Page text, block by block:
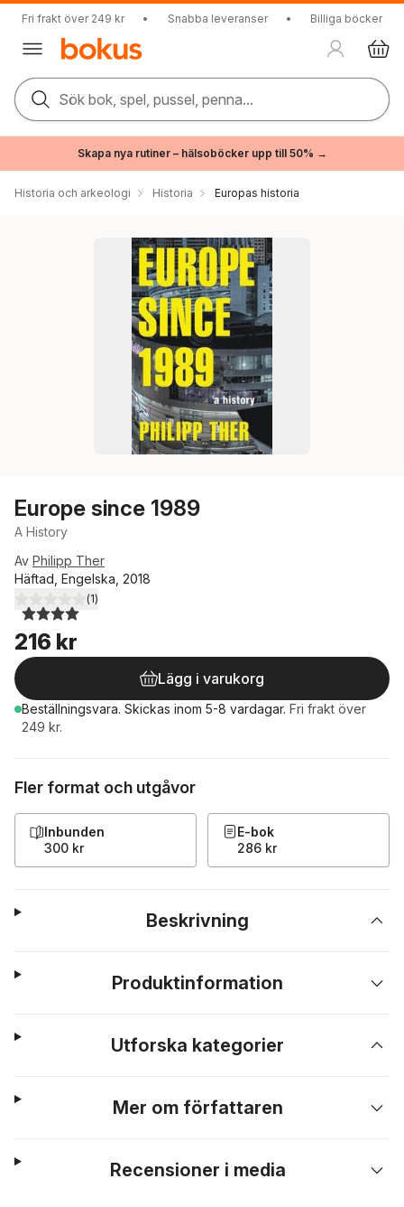
Fri frakt över 249 kr • Snabba leveranser • Billiga böcker
Sök bok, spel, pussel, penna...
Skapa nya rutiner – hälsoböcker upp till 50% →
Historia och arkeologi Historia Europas historia
Europe since 1989
A History
Av Philipp Ther
Häftad, Engelska, 2018
4,0utav 5 stjärnor. Totalt antal röster:
(1)
216 kr
Lägg i varukorg
Beställningsvara. Skickas inom 5-8 vardagar. Fri frakt över
249 kr.
Fler format och utgåvor
Inbunden
300 kr
E-bok
286 kr
Beskrivning
Produktinformation
Utforska kategorier
Mer om författaren
Recensioner i media